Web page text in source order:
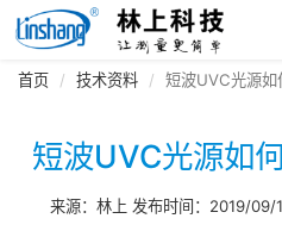
首页 技术资料 短波UVC光源如
短波UVC光源如
来源：林上 发布时间：2019/